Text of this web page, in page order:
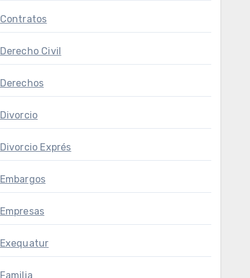
Contratos
Derecho Civil
Derechos
Divorcio
Divorcio Exprés
Embargos
Empresas
Exequatur
Familia